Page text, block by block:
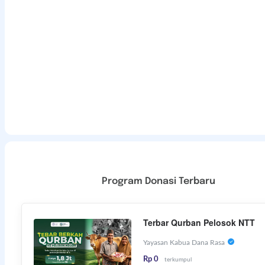
Program Donasi Terbaru
Terbar Qurban Pelosok NTT
Yayasan Kabua Dana Rasa
Rp 0 terkumpul